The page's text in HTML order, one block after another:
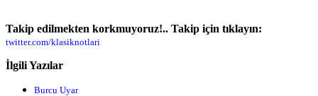
Takip edilmekten korkmuyoruz!.. Takip için tıklayın:
twitter.com/klasiknotlari
İlgili Yazılar
Burcu Uyar